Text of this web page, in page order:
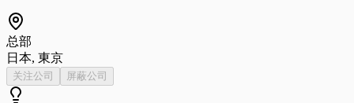
总部
日本, 東京
关注公司 屏蔽公司